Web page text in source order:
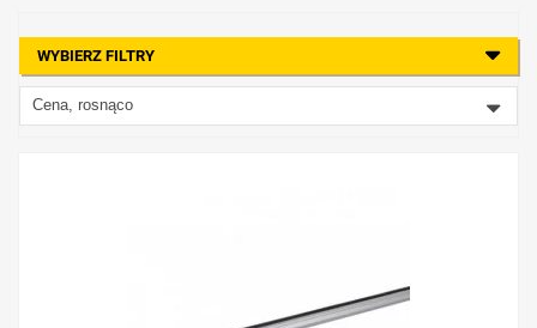
WYBIERZ FILTRY
Cena, rosnąco